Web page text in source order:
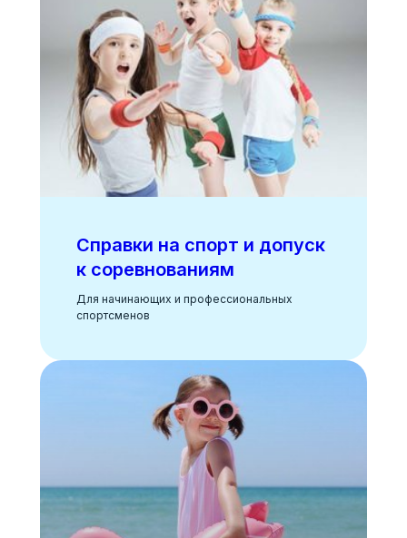
Справки на спорт и допуск
к соревнованиям
Для начинающих и профессиональных
спортсменов